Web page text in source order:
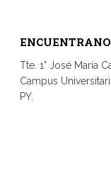
Tte. 1° José María
Campus
PY.